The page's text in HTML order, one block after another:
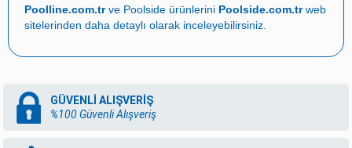
Poolline.com.trve Poolside ürünlerini Poolside.com.trweb
sitelerinden daha detaylı olarak inceleyebilirsiniz.
GÜVENLİ ALIŞVERİŞ
%100 Güvenli Alışveriş